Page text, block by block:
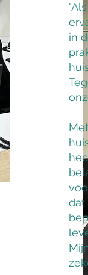
in
dat